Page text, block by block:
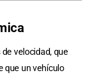
velocidad, que
que un vehículo